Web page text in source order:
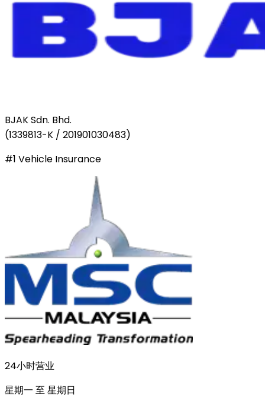
BJAK Sdn. Bhd.
(1339813-K / 201901030483)
#1 Vehicle Insurance
24小时营业
星期一 至 星期日